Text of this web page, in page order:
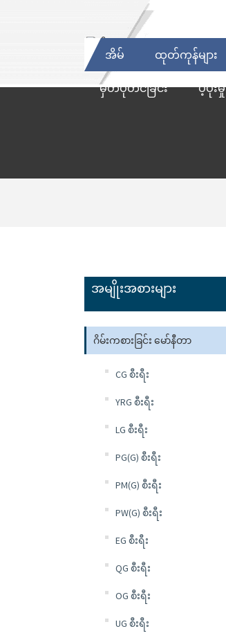
အိမ် ထုတ်ကုန်များ
မှတ်ပုံတင်ခြင်း ပံ့ပိုးမှု
အမျိုးအစားများ
ဂိမ်းကစားခြင်း မော်နီတာ
CG စီးရီး
YRG စီးရီး
LG စီးရီး
PG(G) စီးရီး
PM(G) စီးရီး
PW(G) စီးရီး
EG စီးရီး
QG စီးရီး
OG စီးရီး
UG စီးရီး